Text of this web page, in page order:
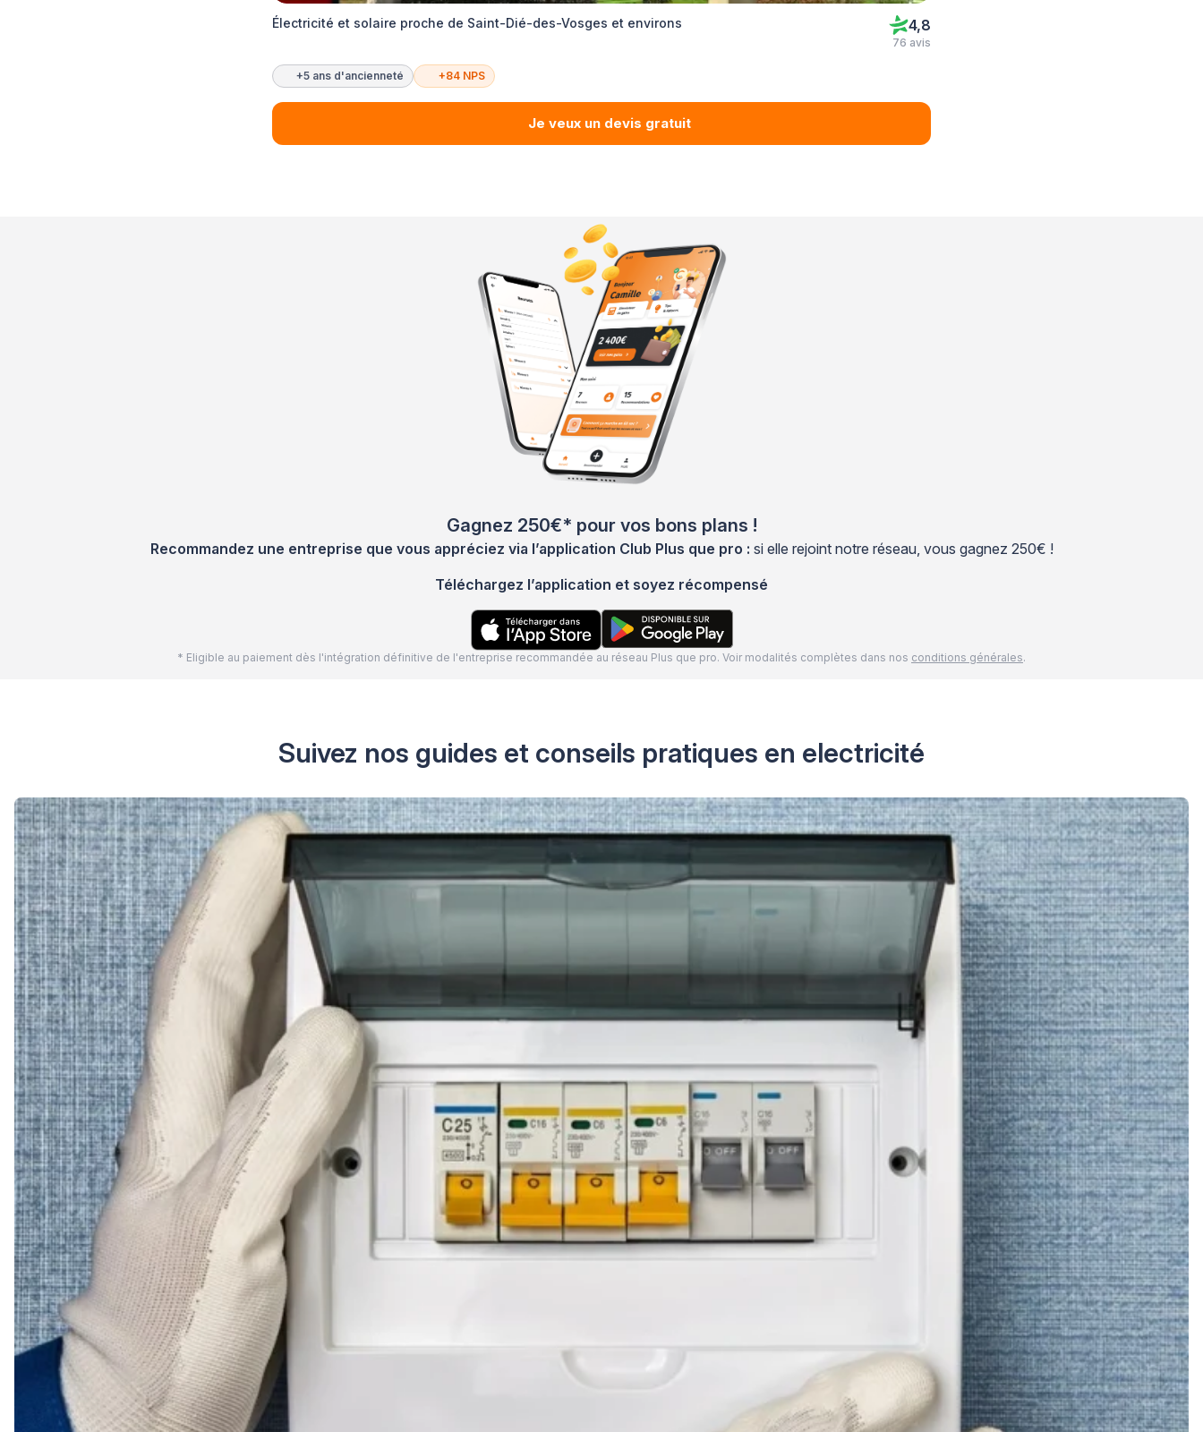
Électricité et solaire proche de Saint-Dié-des-Vosges et environs 4,8
76 avis
+5 ans d'ancienneté +84 NPS
Je veux un devis gratuit
Gagnez 250€* pour vos bons plans !
Recommandez une entreprise que vous appréciez via l’application Club Plus que pro : si elle rejoint notre réseau, vous gagnez 250€ !
Téléchargez l’application et soyez récompensé
* Eligible au paiement dès l'intégration définitive de l'entreprise recommandée au réseau Plus que pro. Voir modalités complètes dans nos conditions générales.
Suivez nos guides et conseils pratiques en electricité